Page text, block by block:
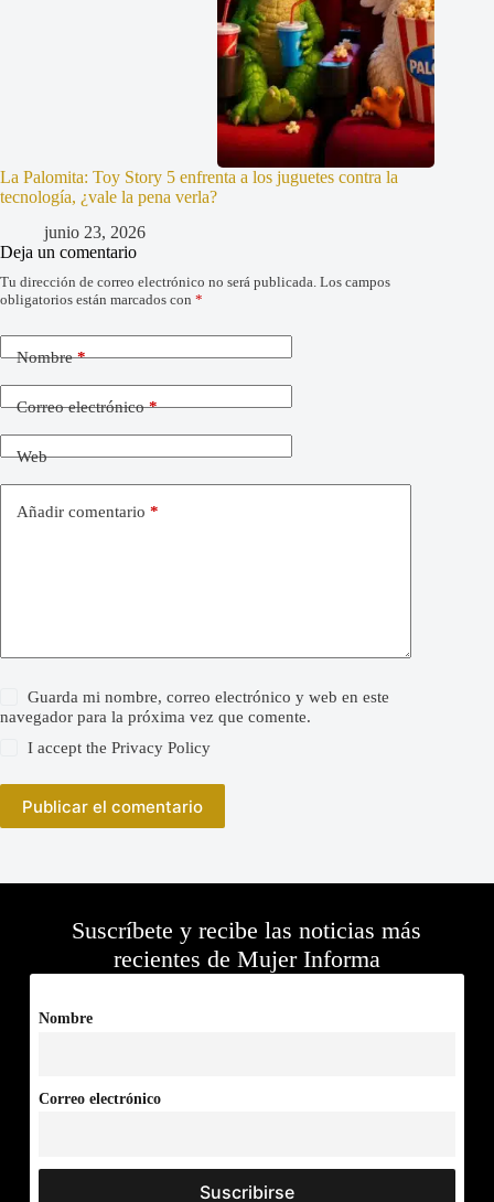
La Palomita: Toy Story 5 enfrenta a los juguetes contra la
tecnología, ¿vale la pena verla?
junio 23, 2026
Deja un comentario
Tu dirección de correo electrónico no será publicada. Los campos
obligatorios están marcados con *
Nombre*
Correo electrónico*
Web
Añadir comentario *
Guarda mi nombre, correo electrónico y web en este
navegador para la próxima vez que comente.
I accept thePrivacy Policy
Publicar el comentario
Suscríbete y recibe las noticias más
recientes de Mujer Informa
Nombre
Correo electrónico